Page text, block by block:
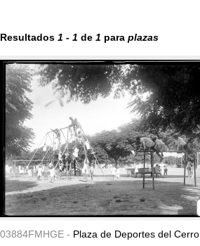
Resultados 1 - 1 de 1 para plazas
03884FMHGE - Plaza de Deportes del Cerro.